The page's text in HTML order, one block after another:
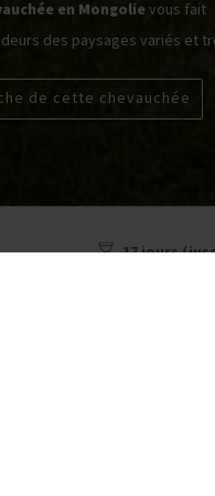
en Mongolievous fait
des paysages variés et
de cette chevauchée
17 jours